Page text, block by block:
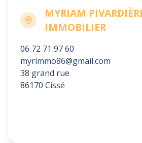
MYRIAM
IMMOBILIER
06 72 71 97 60
myrimmo86@gmail.com
38 grand rue
86170 Cissé